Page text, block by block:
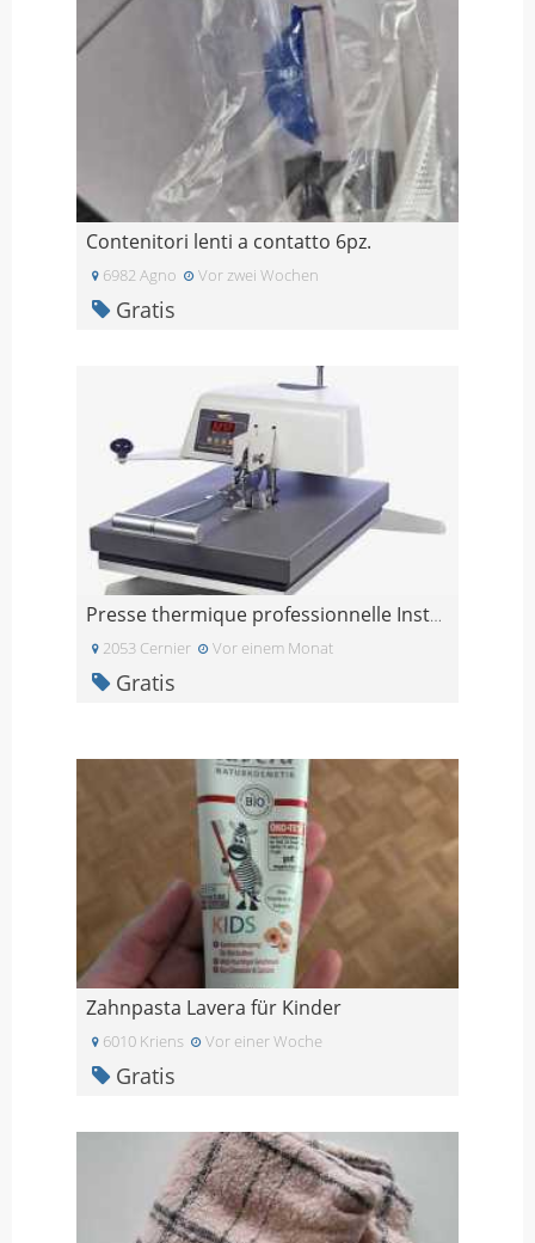
Contenitori lenti a contatto 6pz.
6982 Agno Vor zwei Wochen
Gratis
Presse thermique professionnelle Insta 204
2053 Cernier Vor einem Monat
Gratis
Zahnpasta Lavera für Kinder
6010 Kriens Vor einer Woche
Gratis